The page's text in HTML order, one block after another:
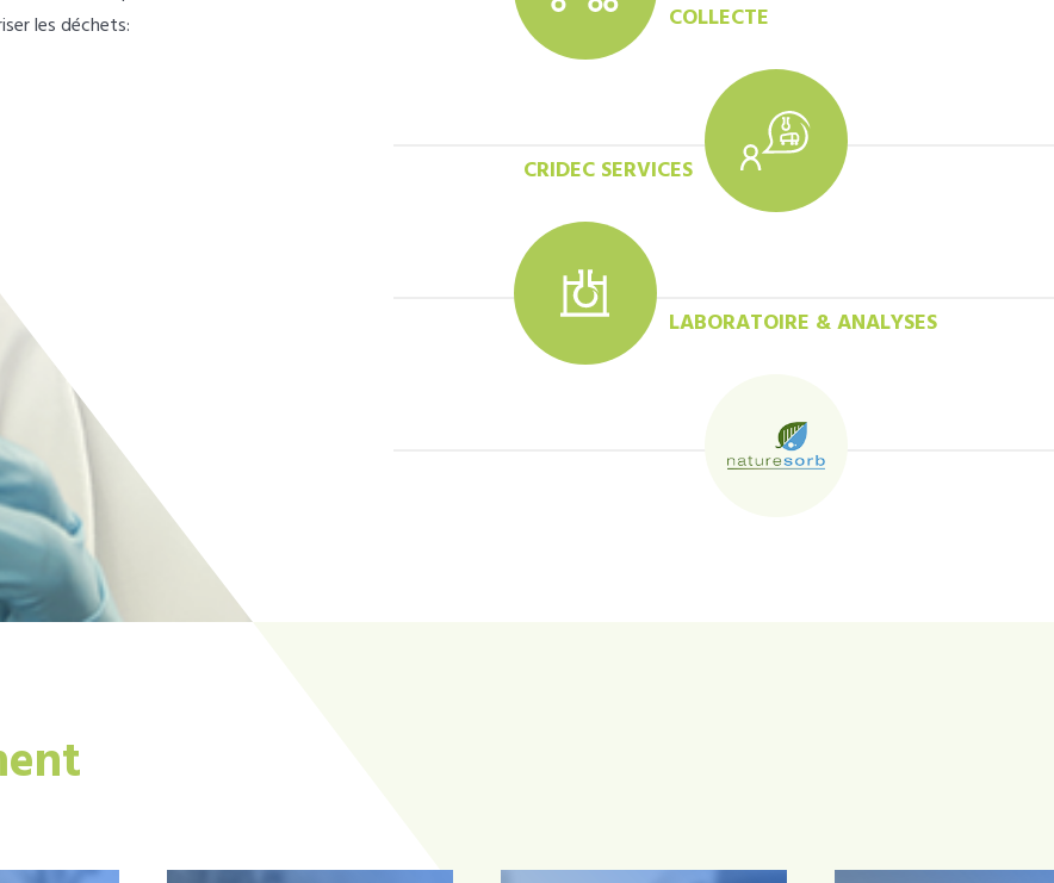
les déchets:
COLLECTE
CRIDEC SERVICES
LABORATOIRE & ANALYSES